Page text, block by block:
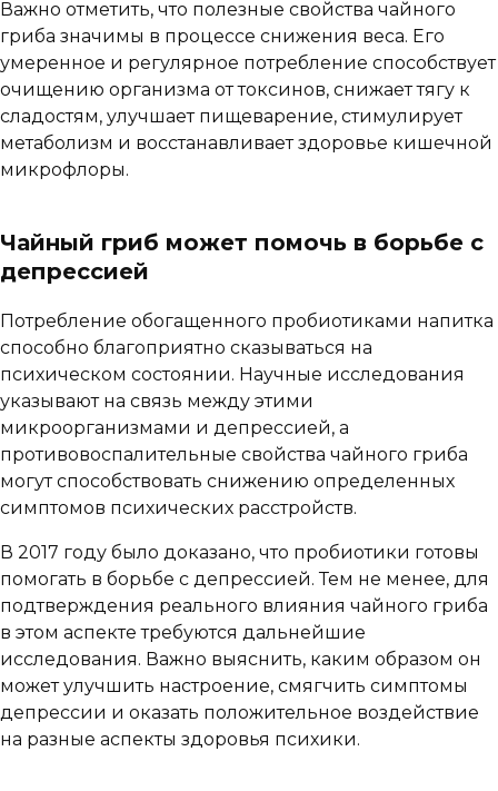
Важно отметить, что полезные свойства чайного
гриба значимы в процессе снижения веса. Его
умеренное и регулярное потребление способствует
очищению организма от токсинов, снижает тягу к
сладостям, улучшает пищеварение, стимулирует
метаболизм и восстанавливает здоровье кишечной
микрофлоры.
Чайный гриб может помочь в борьбе с
депрессией
Потребление обогащенного пробиотиками напитка
способно благоприятно сказываться на
психическом состоянии. Научные исследования
указывают на связь между этими
микроорганизмами и депрессией, а
противовоспалительные свойства чайного гриба
могут способствовать снижению определенных
симптомов психических расстройств.
В 2017 году было доказано, что пробиотики готовы
помогать в борьбе с депрессией. Тем не менее, для
подтверждения реального влияния чайного гриба
в этом аспекте требуются дальнейшие
исследования. Важно выяснить, каким образом он
может улучшить настроение, смягчить симптомы
депрессии и оказать положительное воздействие
на разные аспекты здоровья психики.